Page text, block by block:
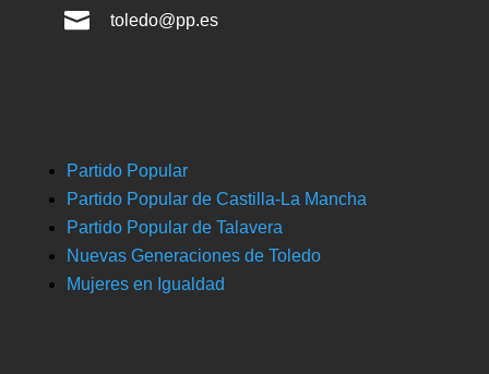
 toledo@pp.es
Partido Popular
Partido Popular de Castilla-La Mancha
Partido Popular de Talavera
Nuevas Generaciones de Toledo
Mujeres en Igualdad